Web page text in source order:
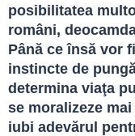
posibilitatea
români,
Până ce însă vor
instincte de
determina viaţa
se moralizeze
iubi adevărul